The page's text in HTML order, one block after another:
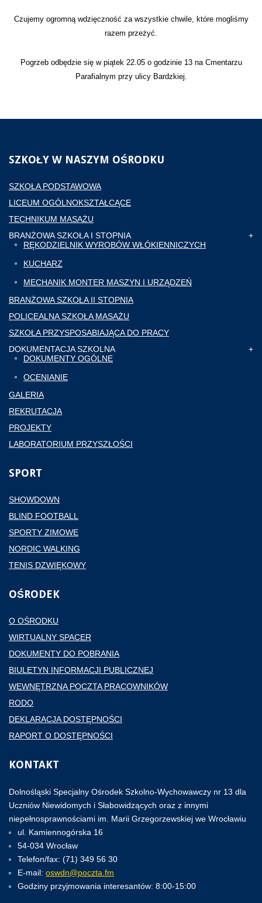
Czujemy ogromną wdzięczność za wszystkie chwile, które mogliśmy
razem przeżyć.
Pogrzeb odbędzie się w piątek 22.05 o godzinie 13 na Cmentarzu
Parafialnym przy ulicy Bardzkiej.
SZKOŁY W NASZYM OŚRODKU
SZKOŁA PODSTAWOWA
LICEUM OGÓLNOKSZTAŁCĄCE
TECHNIKUM MASAŻU
BRANŻOWA SZKOŁA I STOPNIA
RĘKODZIELNIK WYROBÓW WŁÓKIENNICZYCH
KUCHARZ
MECHANIK MONTER MASZYN I URZĄDZEŃ
BRANŻOWA SZKOŁA II STOPNIA
POLICEALNA SZKOŁA MASAŻU
SZKOŁA PRZYSPOSABIAJĄCA DO PRACY
DOKUMENTACJA SZKOLNA
DOKUMENTY OGÓLNE
OCENIANIE
GALERIA
REKRUTACJA
PROJEKTY
LABORATORIUM PRZYSZŁOŚCI
SPORT
SHOWDOWN
BLIND FOOTBALL
SPORTY ZIMOWE
NORDIC WALKING
TENIS DZWIĘKOWY
OŚRODEK
O OŚRODKU
WIRTUALNY SPACER
DOKUMENTY DO POBRANIA
BIULETYN INFORMACJI PUBLICZNEJ
WEWNĘTRZNA POCZTA PRACOWNIKÓW
RODO
DEKLARACJA DOSTĘPNOŚCI
RAPORT O DOSTĘPNOŚCI
KONTAKT
Dolnośląski Specjalny Ośrodek Szkolno-Wychowawczy nr 13 dla
Uczniów Niewidomych i Słabowidzących oraz z innymi
niepełnosprawnościami im. Marii Grzegorzewskiej we Wrocławiu
ul. Kamiennogórska 16
54-034 Wrocław
Telefon/fax: (71) 349 56 30
E-mail: oswdn@poczta.fm
Godziny przyjmowania interesantów: 8:00-15:00